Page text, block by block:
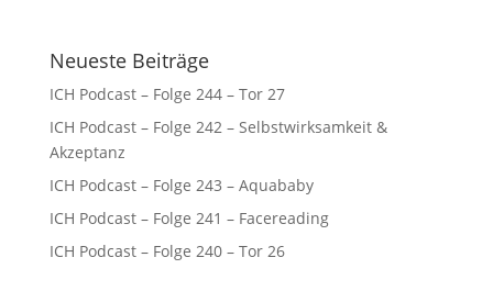
Neueste Beiträge
ICH Podcast – Folge 244 – Tor 27
ICH Podcast – Folge 242 – Selbstwirksamkeit &
Akzeptanz
ICH Podcast – Folge 243 – Aquababy
ICH Podcast – Folge 241 – Facereading
ICH Podcast – Folge 240 – Tor 26